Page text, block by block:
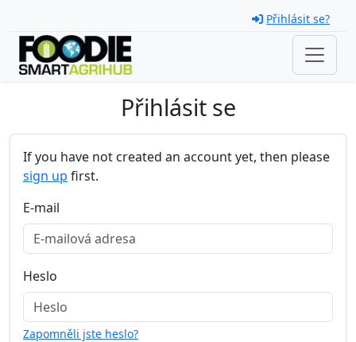
Přihlásit se?
Přihlásit se
If you have not created an account yet, then please
sign up first.
E-mail
Heslo
Zapomněli jste heslo?